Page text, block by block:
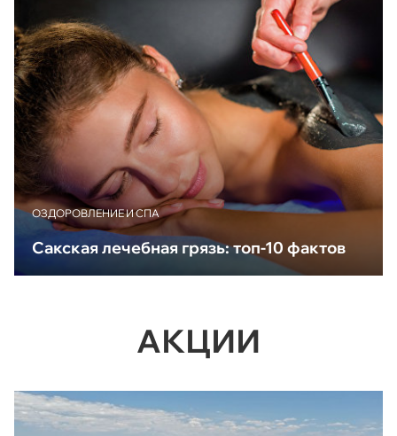
ОЗДОРОВЛЕНИЕ И СПА
Сакская лечебная грязь: топ-10 фактов
АКЦИИ